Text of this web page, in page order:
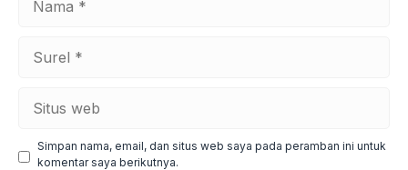
web
Simpan nama, email, dan situs web saya pada peramban ini untuk
komentar saya berikutnya.